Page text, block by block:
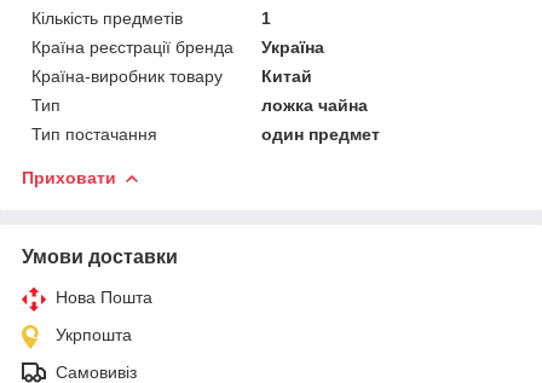
Кількість предметів
1
Країна реєстрації бренда
Україна
Країна-виробник товару
Китай
Тип
ложка чайна
Тип постачання
один предмет
Приховати
Умови доставки
Нова Пошта
Укрпошта
Самовивіз